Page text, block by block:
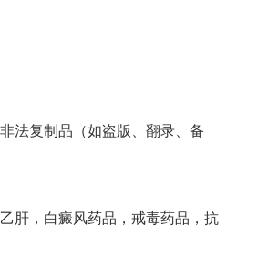
法复制品（如盗版、翻录、备
肝，白癜风药品，戒毒药品，抗